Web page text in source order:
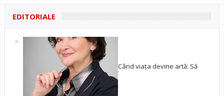
EDITORIALE
Când viața devine artă: Să